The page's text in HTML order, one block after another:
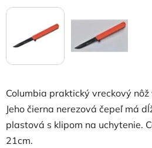
Columbia praktický vreckový
Jeho čierna nerezová čepeľ má
plastová s klipom na uchytenie.
21cm.